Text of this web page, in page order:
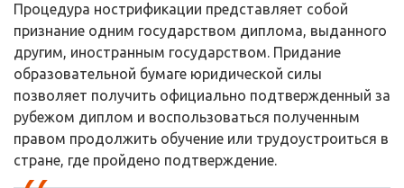
Процедура нострификации представляет собой
признание одним государством диплома, выданного
другим, иностранным государством. Придание
образовательной бумаге юридической силы
позволяет получить официально подтвержденный за
рубежом диплом и воспользоваться полученным
правом продолжить обучение или трудоустроиться в
стране, где пройдено подтверждение.